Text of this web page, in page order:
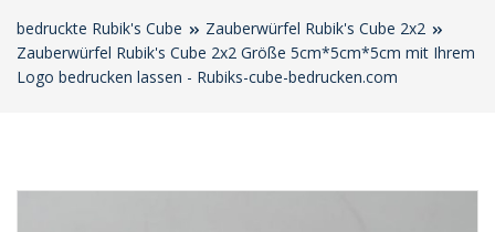
bedruckte Rubik's Cube
Zauberwürfel Rubik's Cube 2x2
Zauberwürfel Rubik's Cube 2x2 Größe 5cm*5cm*5cm mit Ihrem
Logo bedrucken lassen - Rubiks-cube-bedrucken.com